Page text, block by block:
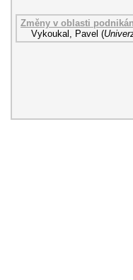
Změny v oblasti
Vykoukal, Pavel (